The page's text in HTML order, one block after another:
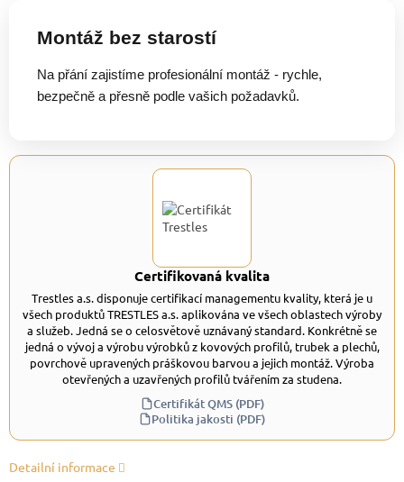
Montáž bez starostí
Na přání zajistíme profesionální montáž - rychle,
bezpečně a přesně podle vašich požadavků.
Certifikovaná kvalita
Trestles a.s. disponuje certifikací managementu kvality, která je u
všech produktů TRESTLES a.s. aplikována ve všech oblastech výroby
a služeb. Jedná se o celosvětově uznávaný standard. Konkrétně se
jedná o vývoj a výrobu výrobků z kovových profilů, trubek a plechů,
povrchově upravených práškovou barvou a jejich montáž. Výroba
otevřených a uzavřených profilů tvářením za studena.
Certifikát QMS (PDF)
Politika jakosti (PDF)
Detailní informace